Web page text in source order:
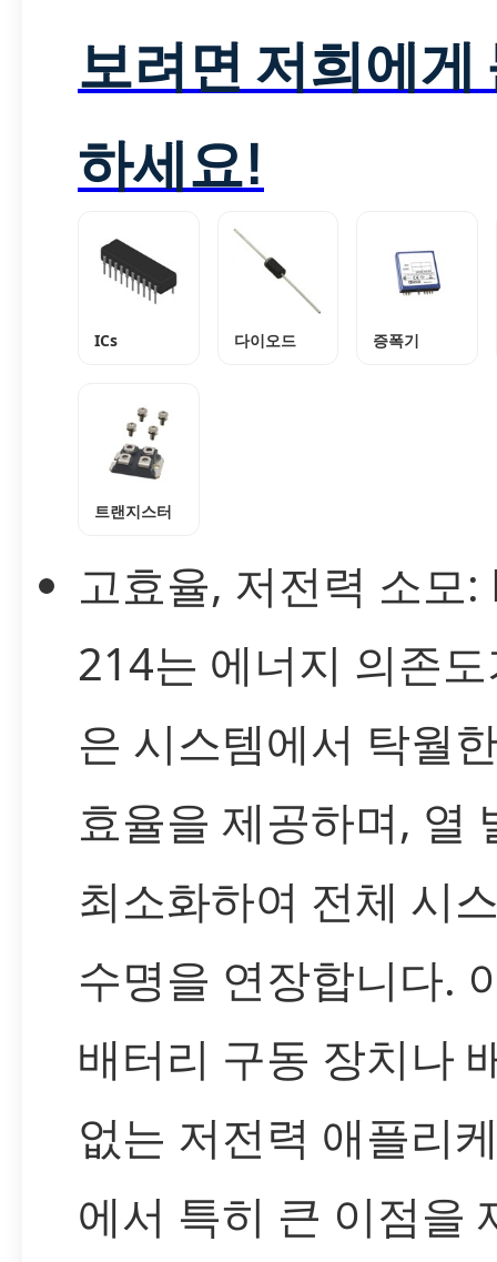
보려면 저희에게
하세요!
ICs 다이오드 증폭기
트랜지스터
고효율, 저전력 소모:
214는 에너지 의존
은 시스템에서 탁월
효율을 제공하며, 열
최소화하여 전체 시
수명을 연장합니다.
배터리 구동 장치나
없는 저전력 애플리
에서 특히 큰 이점을